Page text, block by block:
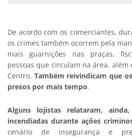
De acordo com os comerciantes,
os crimes também ocorrem pela
mais guarnições nas praças,
pessoas que circulam na área,
Centro. Também reivindicam que
presos por mais tempo.
Alguns lojistas relataram,
incendiadas durante ações
cenário de insegurança e